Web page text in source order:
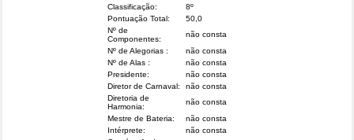
Classificação:
8º
Pontuação Total:
50,0
Nº de
Componentes:
não consta
Nº de Alegorias :
não consta
Nº de Alas :
não consta
Presidente:
não consta
Diretor de Carnaval:
não consta
Diretoria de
Harmonia:
não consta
Mestre de Bateria:
não consta
Intérprete:
não consta